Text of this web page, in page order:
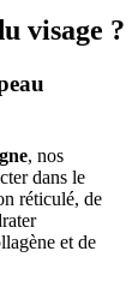
visage ?
, nos
dans le
réticulé, de
et de